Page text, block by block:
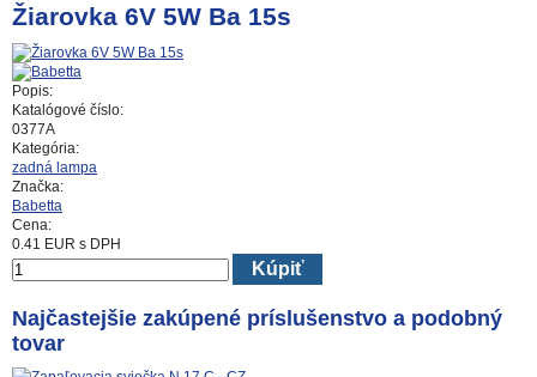
Žiarovka 6V 5W Ba 15s
Popis:
Katalógové číslo:
0377A
Kategória:
zadná lampa
Značka:
Babetta
Cena:
0.41 EUR s DPH
Kúpiť
Najčastejšie zakúpené príslušenstvo a podobný
tovar